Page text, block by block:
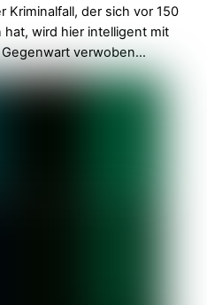
Kriminalfall, der sich vor 150
wird hier intelligent mit
verwoben…